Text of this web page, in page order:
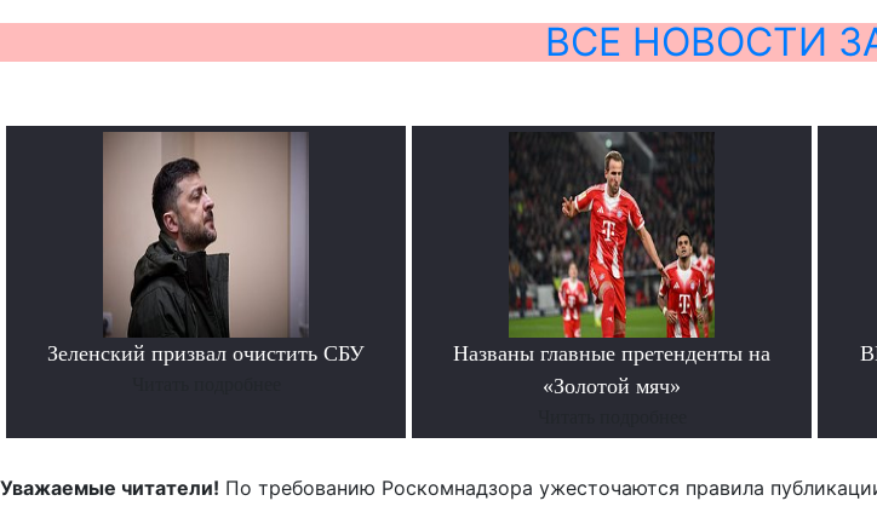
ВСЕ НОВОСТИ
Зеленский призвал очистить СБУ
Названы главные претенденты на
«Золотой мяч»
Уважаемые читатели! По требованию Роскомнадзора ужесточаются правила